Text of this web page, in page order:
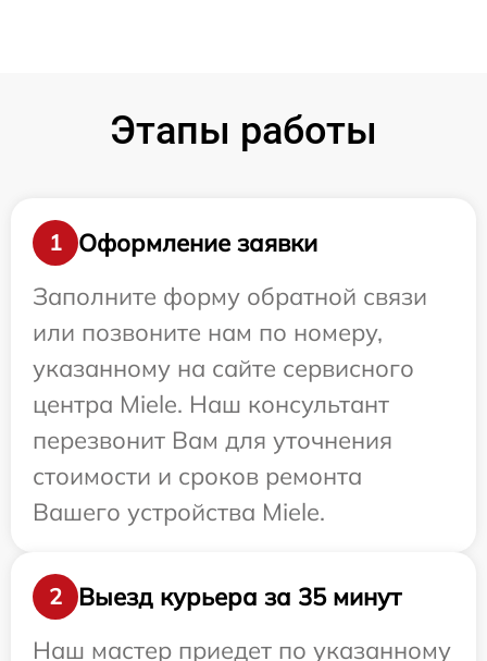
Этапы работы
1
Оформление заявки
Заполните форму обратной связи
или позвоните нам по номеру,
указанному на сайте сервисного
центра Miele. Наш консультант
перезвонит Вам для уточнения
стоимости и сроков ремонта
Вашего устройства Miele.
2
Выезд курьера за 35 минут
Наш мастер приедет по указанному